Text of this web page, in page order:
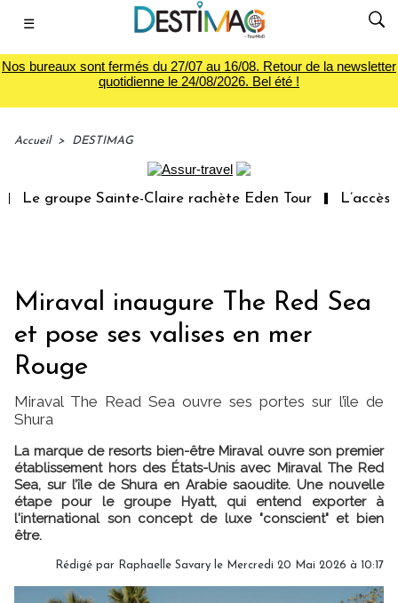
☰
Nos bureaux sont fermés du 27/07 au 16/08. Retour de la newsletter
quotidienne le 24/08/2026. Bel été !
Accueil > DESTIMAG
Le groupe Sainte-Claire rachète Eden Tour L’accès
Miraval inaugure The Red Sea
et pose ses valises en mer
Rouge
Miraval The Read Sea ouvre ses portes sur l’île de
Shura
La marque de resorts bien-être Miraval ouvre son premier
établissement hors des États-Unis avec Miraval The Red
Sea, sur l’île de Shura en Arabie saoudite. Une nouvelle
étape pour le groupe Hyatt, qui entend exporter à
l'international son concept de luxe "conscient" et bien
être.
Rédigé par Raphaelle Savary le Mercredi 20 Mai 2026 à 10:17